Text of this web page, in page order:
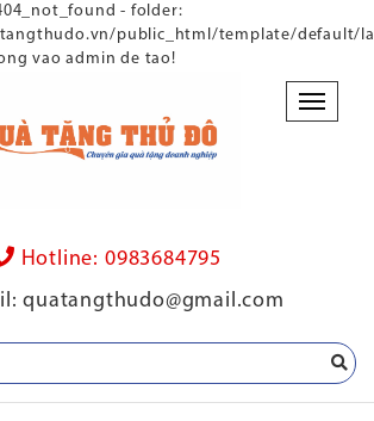
- folder:
public_html/template/default/
vao admin de tao!
Danh
mục
Hotline: 0983684795
quatangthudo@gmail.com